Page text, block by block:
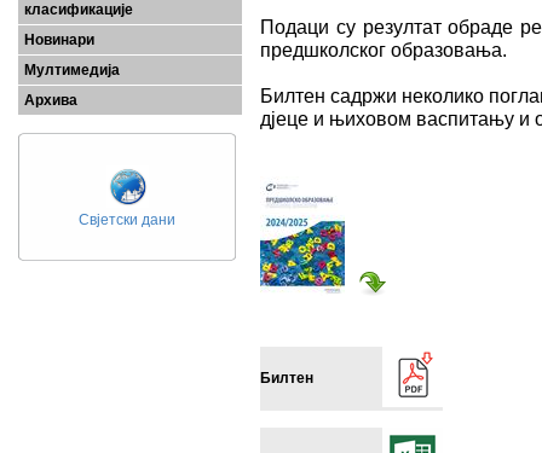
класификације
Новинари
Мултимедија
Архива
Свјетски дани
Подаци су резултат обраде
предшколског образовања.
Билтен садржи неколико
дјеце и њиховом васпитању и
Билтен